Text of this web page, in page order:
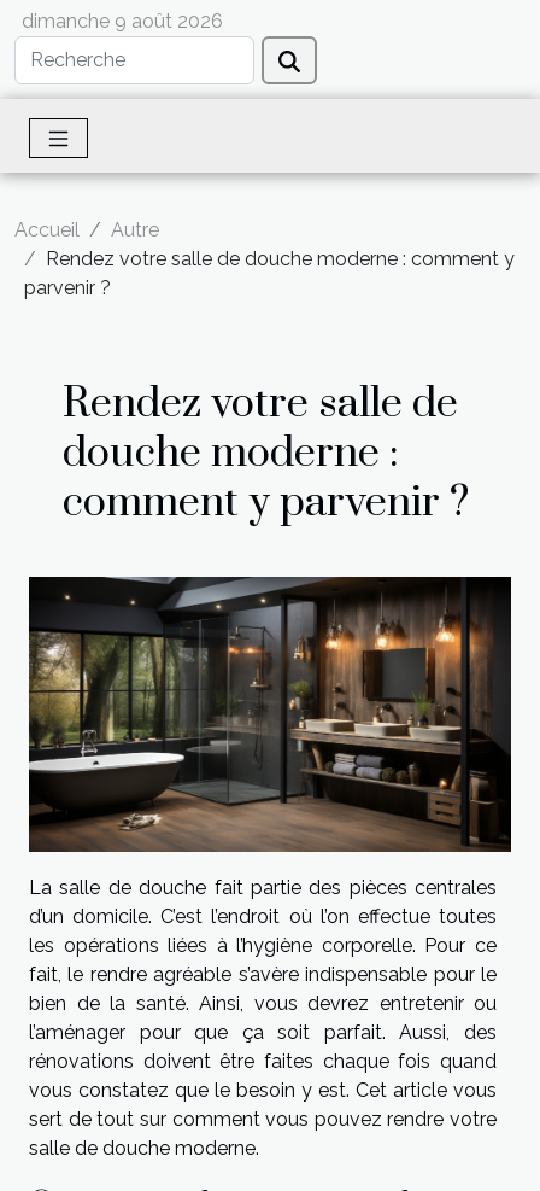
dimanche 9 août 2026
Accueil
Autre
Rendez votre salle de douche moderne : comment y
parvenir ?
Rendez votre salle de
douche moderne :
comment y parvenir ?
La salle de douche fait partie des pièces centrales
d’un domicile. C’est l’endroit où l’on effectue toutes
les opérations liées à l’hygiène corporelle. Pour ce
fait, le rendre agréable s’avère indispensable pour le
bien de la santé. Ainsi, vous devrez entretenir ou
l’aménager pour que ça soit parfait. Aussi, des
rénovations doivent être faites chaque fois quand
vous constatez que le besoin y est. Cet article vous
sert de tout sur comment vous pouvez rendre votre
salle de douche moderne.